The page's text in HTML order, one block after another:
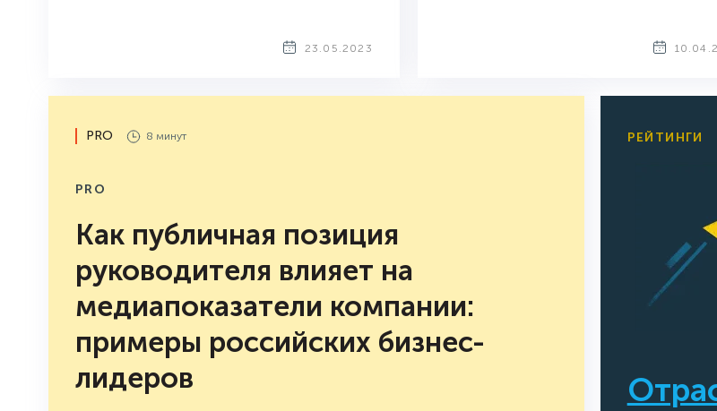
глубоко освоенный PR-службами,
подспорьем.
23.05.2023
PRO 8 минут
PRO
Как публичная позиция
руководителя влияет на
медиапоказатели компании:
примеры российских бизнес-
лидеров
РЕЙТИНГИ